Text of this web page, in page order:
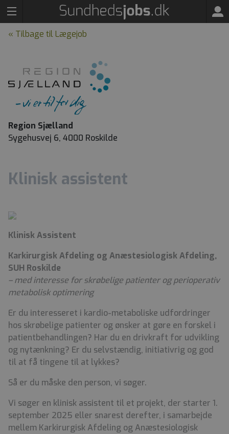
« Tilbage til Lægejob
Region Sjælland
Sygehusvej 6, 4000 Roskilde
Klinisk assistent
Klinisk Assistent
Karkirurgisk Afdeling og Anæstesiologisk Afdeling,
SUH Roskilde
– med interesse for skrøbelige patienter og perioperativ
metabolisk optimering
Er du interesseret i kardio-metaboliske udfordringer
hos skrøbelige patienter og ønsker at gøre en forskel i
patientbehandlingen? Har du en drivkraft for udvikling
og nytænkning? Er du selvstændig, initiativrig og god
til at få tingene til at lykkes?
Så er du måske den person, vi søger.
Vi søger en klinisk assistent til et projekt, der starter 1.
september 2025 eller snarest derefter, i samarbejde
mellem Karkirurgisk Afdeling og Anæstesiologisk